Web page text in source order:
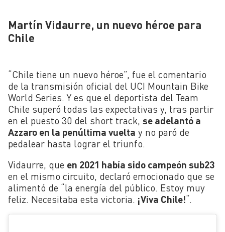
Martín Vidaurre, un nuevo héroe para
Chile
“Chile tiene un nuevo héroe”, fue el comentario
de la transmisión oficial del UCI Mountain Bike
World Series. Y es que el deportista del Team
Chile superó todas las expectativas y, tras partir
en el puesto 30 del short track, se adelantó a
Azzaro en la penúltima vuelta y no paró de
pedalear hasta lograr el triunfo.
Vidaurre, que en 2021 había sido campeón sub23
en el mismo circuito, declaró emocionado que se
alimentó de “la energía del público. Estoy muy
feliz. Necesitaba esta victoria. ¡Viva Chile!“.